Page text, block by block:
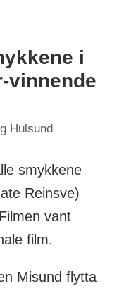
i
vinnende
Hulsund
smykkene
Reinsve)
vant
film.
Misund flytta